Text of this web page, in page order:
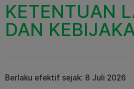
KETENTUAN
DAN
Berlaku efektif sejak: 8 Juli 2026